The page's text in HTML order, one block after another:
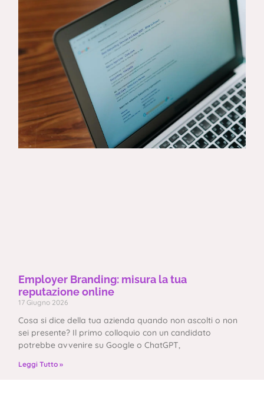
Employer Branding: misura la tua
reputazione online
17 Giugno 2026
Cosa si dice della tua azienda quando non ascolti o non
sei presente? Il primo colloquio con un candidato
potrebbe avvenire su Google o ChatGPT,
Leggi Tutto »